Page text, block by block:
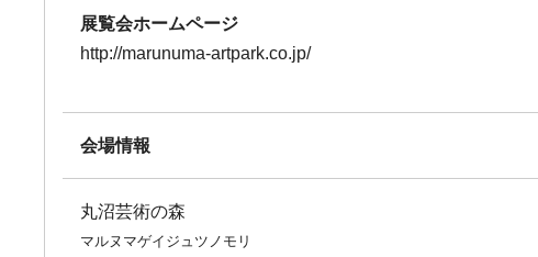
展覧会ホームページ
http://marunuma-artpark.co.jp/
会場情報
丸沼芸術の森
マルヌマゲイジュツノモリ